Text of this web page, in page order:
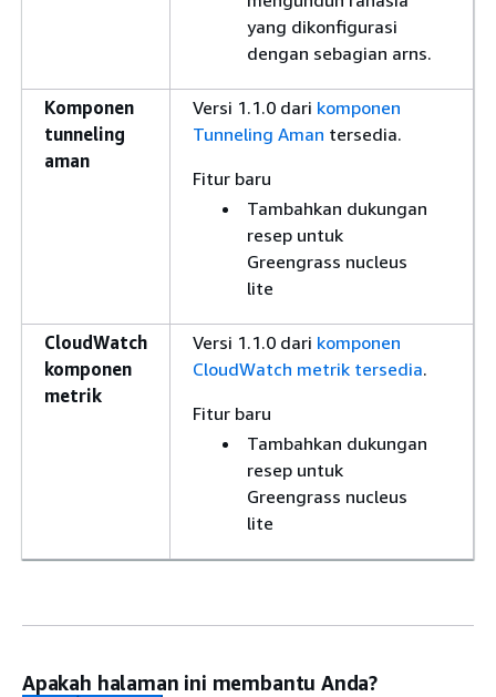
yang dikonfigurasi
dengan sebagian arns.
Komponen
tunneling
aman
Versi 1.1.0 dari komponen
Tunneling Aman tersedia.
Fitur baru
Tambahkan dukungan
resep untuk
Greengrass nucleus
lite
CloudWatch
komponen
metrik
Versi 1.1.0 dari komponen
CloudWatch metrik tersedia.
Fitur baru
Tambahkan dukungan
resep untuk
Greengrass nucleus
lite
Apakah halaman ini membantu Anda?